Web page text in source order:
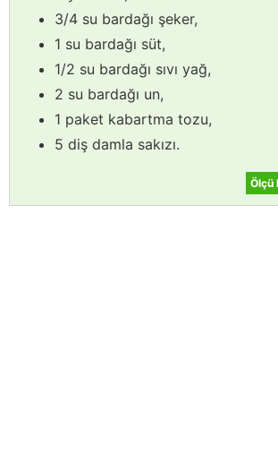
3/4 su bardağı şeker,
1 su bardağı süt,
1/2 su bardağı sıvı yağ,
2 su bardağı un,
1 paket kabartma tozu,
5 diş damla sakızı.
Ölçü